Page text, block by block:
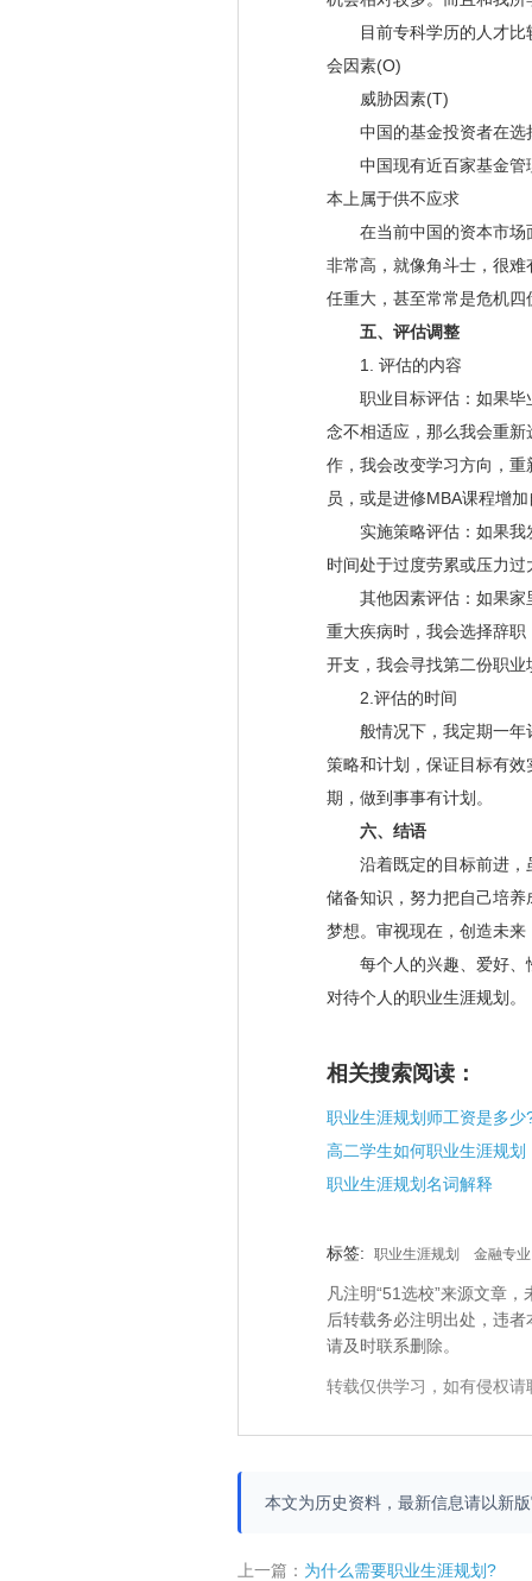
目前专科学历的人才比
会因素(O)
威胁因素(T)
中国的基金投资者在选
中国现有近百家基金管
本上属于供不应求
在当前中国的资本市场
非常高，就像角斗士，很
任重大，甚至常常是危机
五、评估调整
1. 评估的内容
职业目标评估：如果毕
念不相适应，那么我会重
作，我会改变学习方向，
员，或是进修MBA课程增
实施策略评估：如果我
时间处于过度劳累或压力
其他因素评估：如果家
重大疾病时，我会选择辞
开支，我会寻找第二份职业
2.评估的时间
般情况下，我定期一年
策略和计划，保证目标有
期，做到事事有计划。
六、结语
沿着既定的目标前进，
储备知识，努力把自己培
梦想。审视现在，创造未
每个人的兴趣、爱好、
对待个人的职业生涯规划。
相关搜索阅读：
职业生涯规划师工资是多少
高二学生如何职业生涯规划
职业生涯规划名词解释
标签: 职业生涯规划 金融专业
凡注明“51选校”来源文章
后转载务必注明出处，违
请及时联系删除。
转载仅供学习，如有侵权
本文为历史资料，最新信息请以新
上一篇： 为什么需要职业生涯规划?